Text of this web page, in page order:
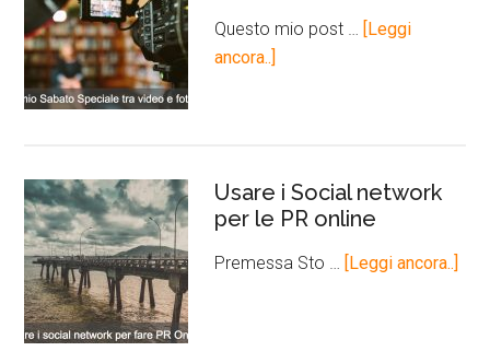
Questo mio post …
[Leggi
ancora..]
Usare i Social network
per le PR online
Premessa Sto … [Leggi ancora..]